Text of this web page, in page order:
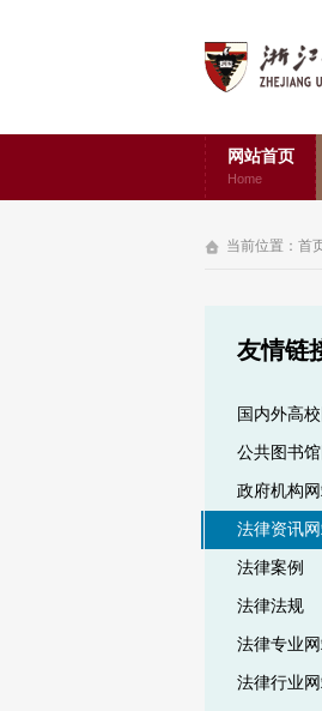
网站首页
Home
当前位置： 首
友情链
国内外高
公共图书
政府机构
法律资讯
法律案例
法律法规
法律专业
法律行业